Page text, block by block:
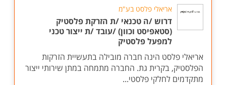
אריאלי פלסט בע"מ
דרוש /ה טכנאי /ת הזרקת פלסטיק
(סטאפיסט וכוון) /עובד /ת ייצור טכני
למפעל פלסטיק
אריאלי פלסט הינה חברה מובילה בתעשיית הזרקות
הפלסטיק, בקרית גת. החברה מתמחה במתן שירותי ייצור
מתקדמים לחלקי פלסטי...